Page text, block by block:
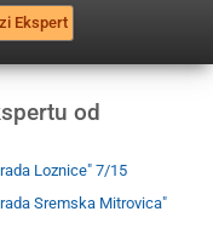
Ekspert
od
Loznice" 7/15
Sremska Mitrovica"